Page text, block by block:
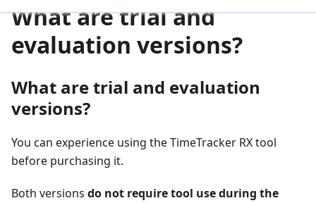
What are trial and
evaluation versions?
What are trial and evaluation
versions?
You can experience using the TimeTracker RX tool
before purchasing it.
Both versions do not require tool use during the